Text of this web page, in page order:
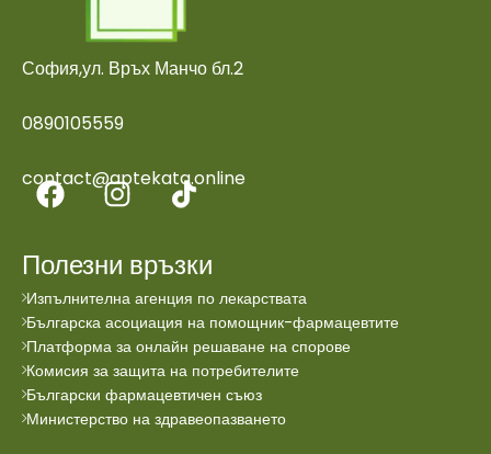
София,ул. Връх Манчо бл.2
0890105559
contact@aptekata.online
Полезни връзки
Изпълнителна агенция по лекарствата
Българска асоциация на помощник-фармацевтите
Платформа за онлайн решаване на спорове
Комисия за защита на потребителите
Български фармацевтичен съюз
Министерство на здравеопазването